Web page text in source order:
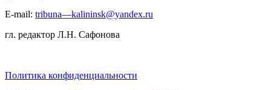
E-mail: tribuna—kalininsk@yandex.ru
гл. редактор Л.Н. Сафонова
Политика конфиденциальности